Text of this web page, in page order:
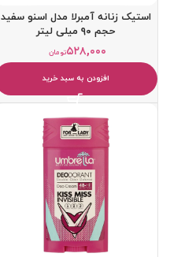
استیک زنانه آمبرلا مدل اسنو سفید
حجم ۹۰ میلی لیتر
تومان۵۲۸,۰۰۰
افزودن به سبد خرید